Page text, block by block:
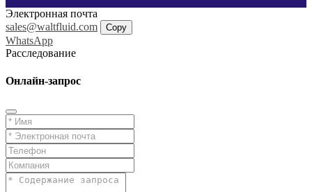
Электронная почта
sales@waltfluid.com
Copy
WhatsApp
Расследование
Онлайн-запрос